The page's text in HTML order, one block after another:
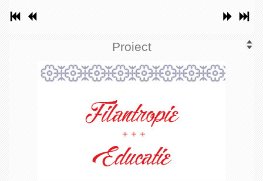
Proiect